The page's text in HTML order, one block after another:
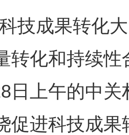
成果转化大
转化和持续
日上午的中
促进科技成